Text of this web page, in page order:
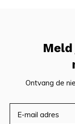
Ontvang de